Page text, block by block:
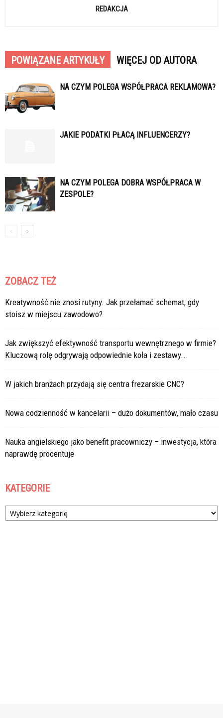
REDAKCJA
POWIĄZANE ARTYKUŁY WIĘCEJ OD AUTORA
NA CZYM POLEGA WSPÓŁPRACA REKLAMOWA?
JAKIE PODATKI PŁACĄ INFLUENCERZY?
NA CZYM POLEGA DOBRA WSPÓŁPRACA W
ZESPOLE?
ZOBACZ TEŻ
Kreatywność nie znosi rutyny. Jak przełamać schemat, gdy
stoisz w miejscu zawodowo?
Jak zwiększyć efektywność transportu wewnętrznego w firmie?
Kluczową rolę odgrywają odpowiednie koła i zestawy...
W jakich branżach przydają się centra frezarskie CNC?
Nowa codzienność w kancelarii – dużo dokumentów, mało czasu
Nauka angielskiego jako benefit pracowniczy – inwestycja, która
naprawdę procentuje
KATEGORIE
Kategorie